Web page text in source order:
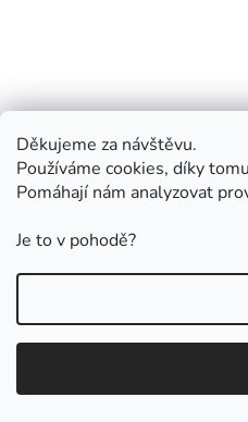
Děkujeme za návštěvu.
Používáme cookies, díky
Pomáhají nám analyzovat
Je to v pohodě?